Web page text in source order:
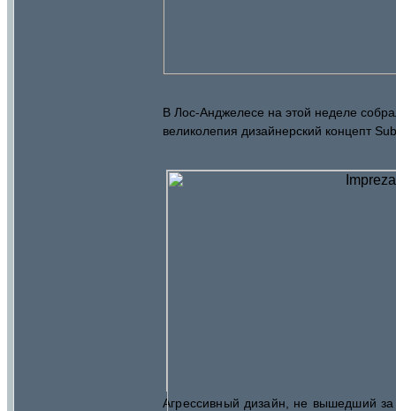
В Лос-Анджелесе на этой неделе
великолепия дизайнерский концепт
Агрессивный дизайн, не вышедший